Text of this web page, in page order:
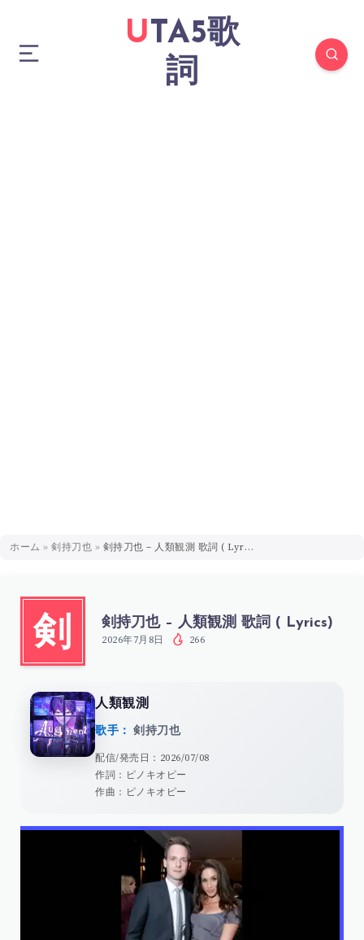
UTA5歌
詞
ホーム » 剣持刀也 » 剣持刀也 – 人類観測 歌詞 ( Lyrics)
剣 剣持刀也 – 人類観測 歌詞 ( Lyrics)
2026年7月8日 266
人類観測
歌手： 剣持刀也
配信/発売日：2026/07/08
作詞：ピノキオピー
作曲：ピノキオピー